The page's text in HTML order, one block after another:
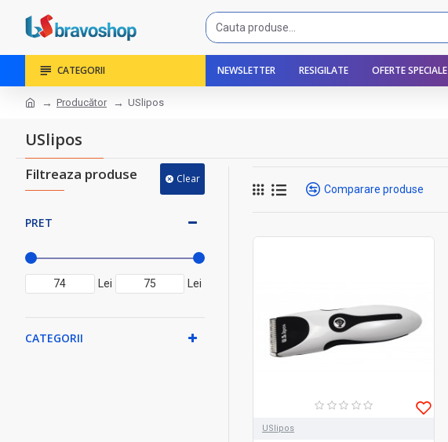
CATEGORII NEWSLETTER RESIGILATE OFERTE SPECIALE
Producător USlipos
USlipos
Filtreaza produse Clear
PRET
Lei Lei
CATEGORII
Comparare produse
USlipos